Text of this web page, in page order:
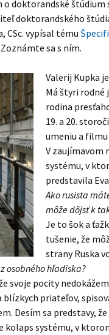
o doktorandské
doktorandského
CSc. vypísal tému
Zoznámte sa s ním.
Valerij Kupka
Má štyri rodné
rodina
19. a 20.
umeniu a
V zaujímavom
systému, v
predstavila
Ako rusista
môže dôjsť k
Je to šok a
tušenie, že
strany Ruska
osobného hľadiska?
svoje pocity
blízkych priateľov,
Desím sa predstavy,
kolaps systému, v